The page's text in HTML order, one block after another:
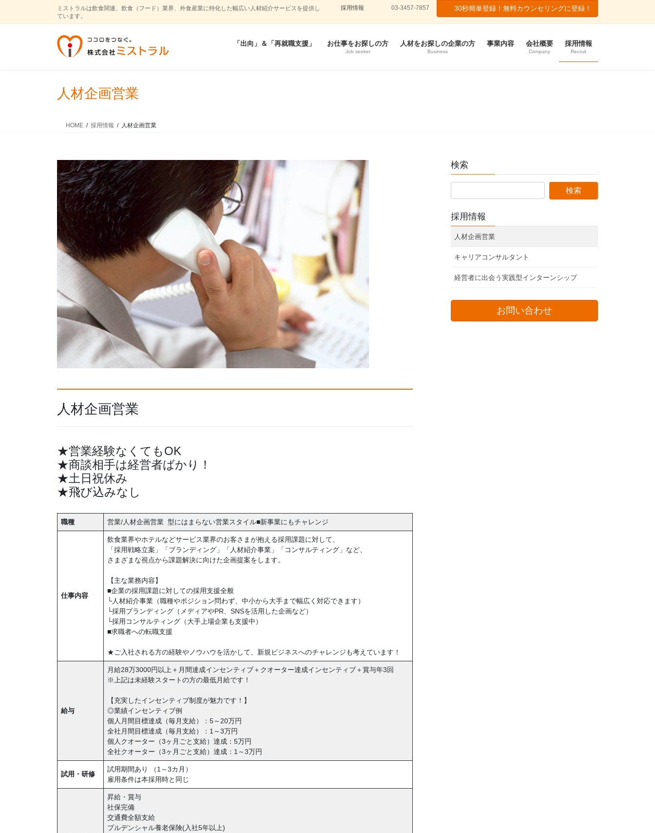
ミストラルは飲食関連、飲食（フード）業界、外食産業に特化した幅広い人材紹介サービスを提供し
ています。
採用情報 03-3457-7857 30秒簡単登録！無料カウンセリングに登録！
「出向」＆「再就職支援」 お仕事をお探しの方
Job seeker
人材をお探しの企業の方
Business
事業内容 会社概要
Company
採用情報
Recruit
人材企画営業
HOME 採用情報 人材企画営業
人材企画営業
★営業経験なくてもOK
★商談相手は経営者ばかり！
★土日祝休み
★飛び込みなし
職種 営業/人材企画営業 型にはまらない営業スタイル■新事業にもチャレンジ
仕事内容
飲食業界やホテルなどサービス業界のお客さまが抱える採用課題に対して、
「採用戦略立案」「ブランディング」「人材紹介事業」「コンサルティング」など、
さまざまな視点から課題解決に向けた企画提案をします。
【主な業務内容】
■企業の採用課題に対しての採用支援全般
└人材紹介事業（職種やポジション問わず、中小から大手まで幅広く対応できます）
└採用ブランディング（メディアやPR、SNSを活用した企画など）
└採用コンサルティング（大手上場企業も支援中）
■求職者への転職支援
★ご入社される方の経験やノウハウを活かして、新規ビジネスへのチャレンジも考えています！
給与
月給28万3000円以上＋月間達成インセンティブ＋クオーター達成インセンティブ＋賞与年3回
※上記は未経験スタートの方の最低月給です！
【充実したインセンティブ制度が魅力です！】
◎業績インセンティブ例
個人月間目標達成（毎月支給）：5～20万円
全社月間目標達成（毎月支給）：1～3万円
個人クオーター（3ヶ月ごと支給）達成：5万円
全社クオーター（3ヶ月ごと支給）達成：1～3万円
試用・研修
試用期間あり （1～3カ月）
雇用条件は本採用時と同じ
昇給・賞与
社保完備
交通費全額支給
プルデンシャル養老保険(入社5年以上)
検索
採用情報
人材企画営業
キャリアコンサルタント
経営者に出会う実践型インターンシップ
お問い合わせ